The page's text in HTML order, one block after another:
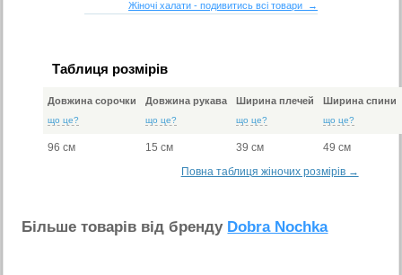
Жіночі халати - подивитись всі товари →
Таблиця розмірів
Довжина сорочки
що це?
Довжина рукава
що це?
Ширина плечей
що це?
Ширина спини
що це?
96 см 15 см 39 см
49 см
Повна таблиця жіночих розмірів →
Бiльше товарiв вiд бренду Dobra Nochka